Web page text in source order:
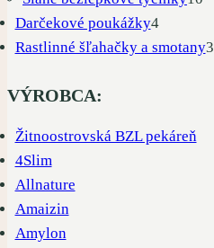
Darčekové poukážky44
produkty
Rastlinné šľahačky a smotany33
VÝROBCA:
Žitnoostrovská BZL pekáreň
4Slim
Allnature
Amaizin
Amylon